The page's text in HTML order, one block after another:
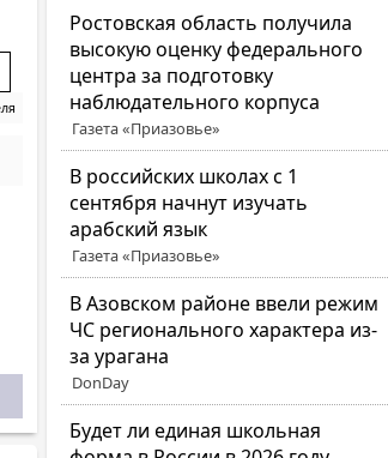
Ростовская область получила
высокую оценку федерального
центра за подготовку
наблюдательного корпуса
Газета «Приазовье»
В российских школах с 1
сентября начнут изучать
арабский язык
Газета «Приазовье»
В Азовском районе ввели режим
ЧС регионального характера из-
за урагана
DonDay
Будет ли единая школьная